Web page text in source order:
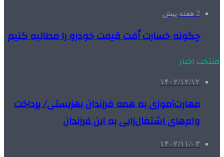
2 هفته پیش
چگونه خسارت اُفت قیمت خودرو را مطالبه کنیم
منتخب اخبار
۱۴۰۲/۱۲/۱۲
مهارت‌آموزی به همه فرزندان بهزیستی/ پرداخت
وام‌های اشتغال‌زایی به این فرزندان
۱۴۰۲/۱۱/۰۳